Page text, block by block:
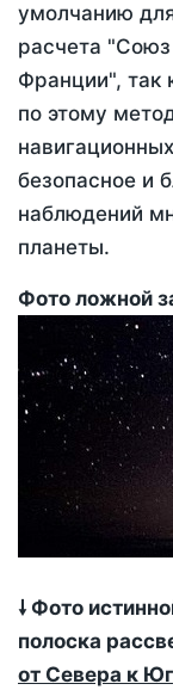
умолчанию
расчета
Франции",
по этому
безопасное и
наблюдений
планеты.
Фото ложной
🠗 Фото
полоска
от Севера к